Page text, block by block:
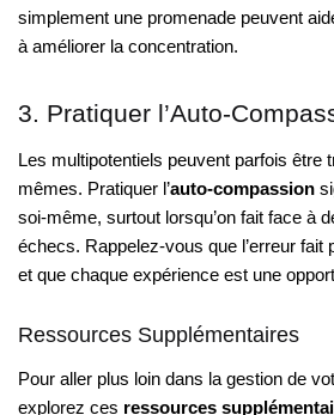
simplement une promenade peuvent
à améliorer la concentration.
3. Pratiquer l’Auto-
Les multipotentiels peuvent parfois être
mêmes. Pratiquer l’auto-compassion
soi-même, surtout lorsqu’on fait face à
échecs. Rappelez-vous que l’erreur fait
et que chaque expérience est une
Ressources Supplémentaires
Pour aller plus loin dans la gestion de
explorez ces ressources